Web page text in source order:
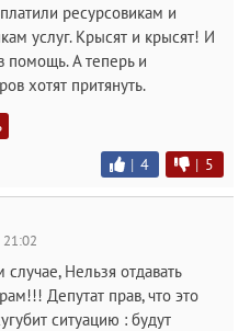
ресурсовикам и
услуг. Крысят и крысят! И
помощь. А теперь и
хотят притянуть.
| 4 | 5
Нельзя отдавать
Депутат прав, что это
ситуацию : будут